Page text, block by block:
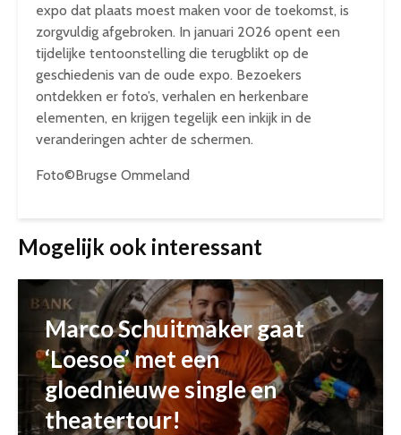
expo dat plaats moest maken voor de toekomst, is
zorgvuldig afgebroken. In januari 2026 opent een
tijdelijke tentoonstelling die terugblikt op de
geschiedenis van de oude expo. Bezoekers
ontdekken er foto’s, verhalen en herkenbare
elementen, en krijgen tegelijk een inkijk in de
veranderingen achter de schermen.
Foto©Brugse Ommeland
Mogelijk ook interessant
Marco Schuitmaker gaat
‘Loesoe’ met een
gloednieuwe single en
theatertour!